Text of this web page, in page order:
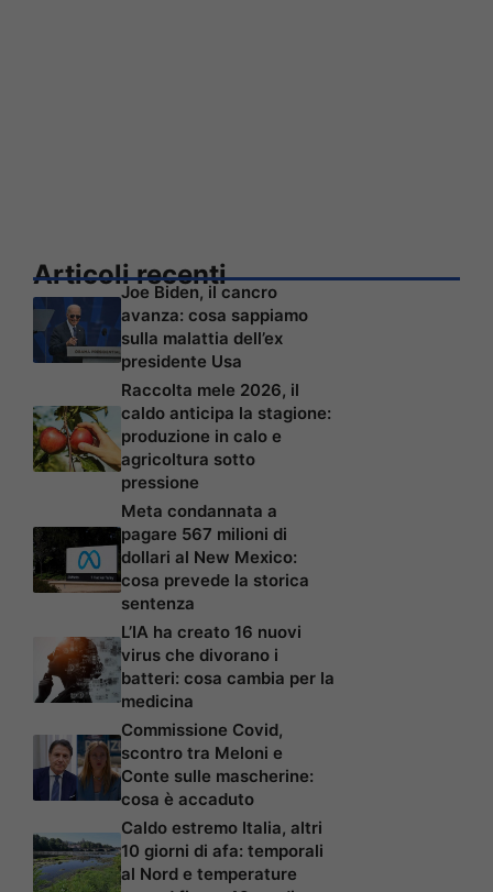
Articoli recenti
Joe Biden, il cancro
avanza: cosa sappiamo
sulla malattia dell’ex
presidente Usa
Raccolta mele 2026, il
caldo anticipa la stagione:
produzione in calo e
agricoltura sotto
pressione
Meta condannata a
pagare 567 milioni di
dollari al New Mexico:
cosa prevede la storica
sentenza
L’IA ha creato 16 nuovi
virus che divorano i
batteri: cosa cambia per la
medicina
Commissione Covid,
scontro tra Meloni e
Conte sulle mascherine:
cosa è accaduto
Caldo estremo Italia, altri
10 giorni di afa: temporali
al Nord e temperature